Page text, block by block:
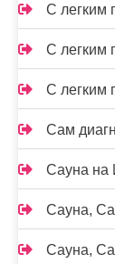
С легким
С легким
С легким
Сам
Сауна на
Сауна,
Сауна,